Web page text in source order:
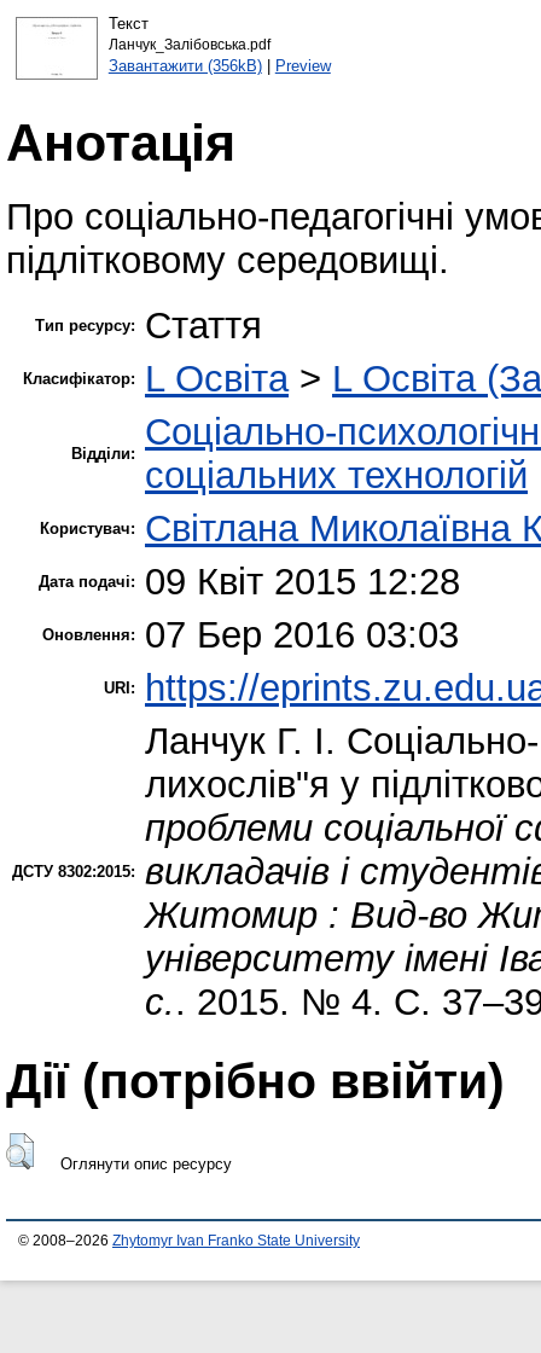
Текст
Ланчук_Залібовська.pdf
Завантажити (356kB)| Preview
Анотація
Про соціально-педагогічні
підлітковому середовищі.
Тип ресурсу: Стаття
Класифікатор: L Освіта> L Освіта
Відділи:
Соціально-
соціальних технологій
Користувач: Світлана Миколаївна
Дата подачі: 09 Квіт 2015 12:28
Оновлення: 07 Бер 2016 03:03
URI: https://
ДСТУ 8302:2015:
Ланчук Г. І.
лихослів"я у
проблеми соціальної
викладачів і
Житомир : Вид-во
університету імені
с.. 2015. № 4. С.
Дії ​​(потрібно ввійти)
Оглянути опис ресурсу
© 2008–2026 Zhytomyr Ivan Franko State University